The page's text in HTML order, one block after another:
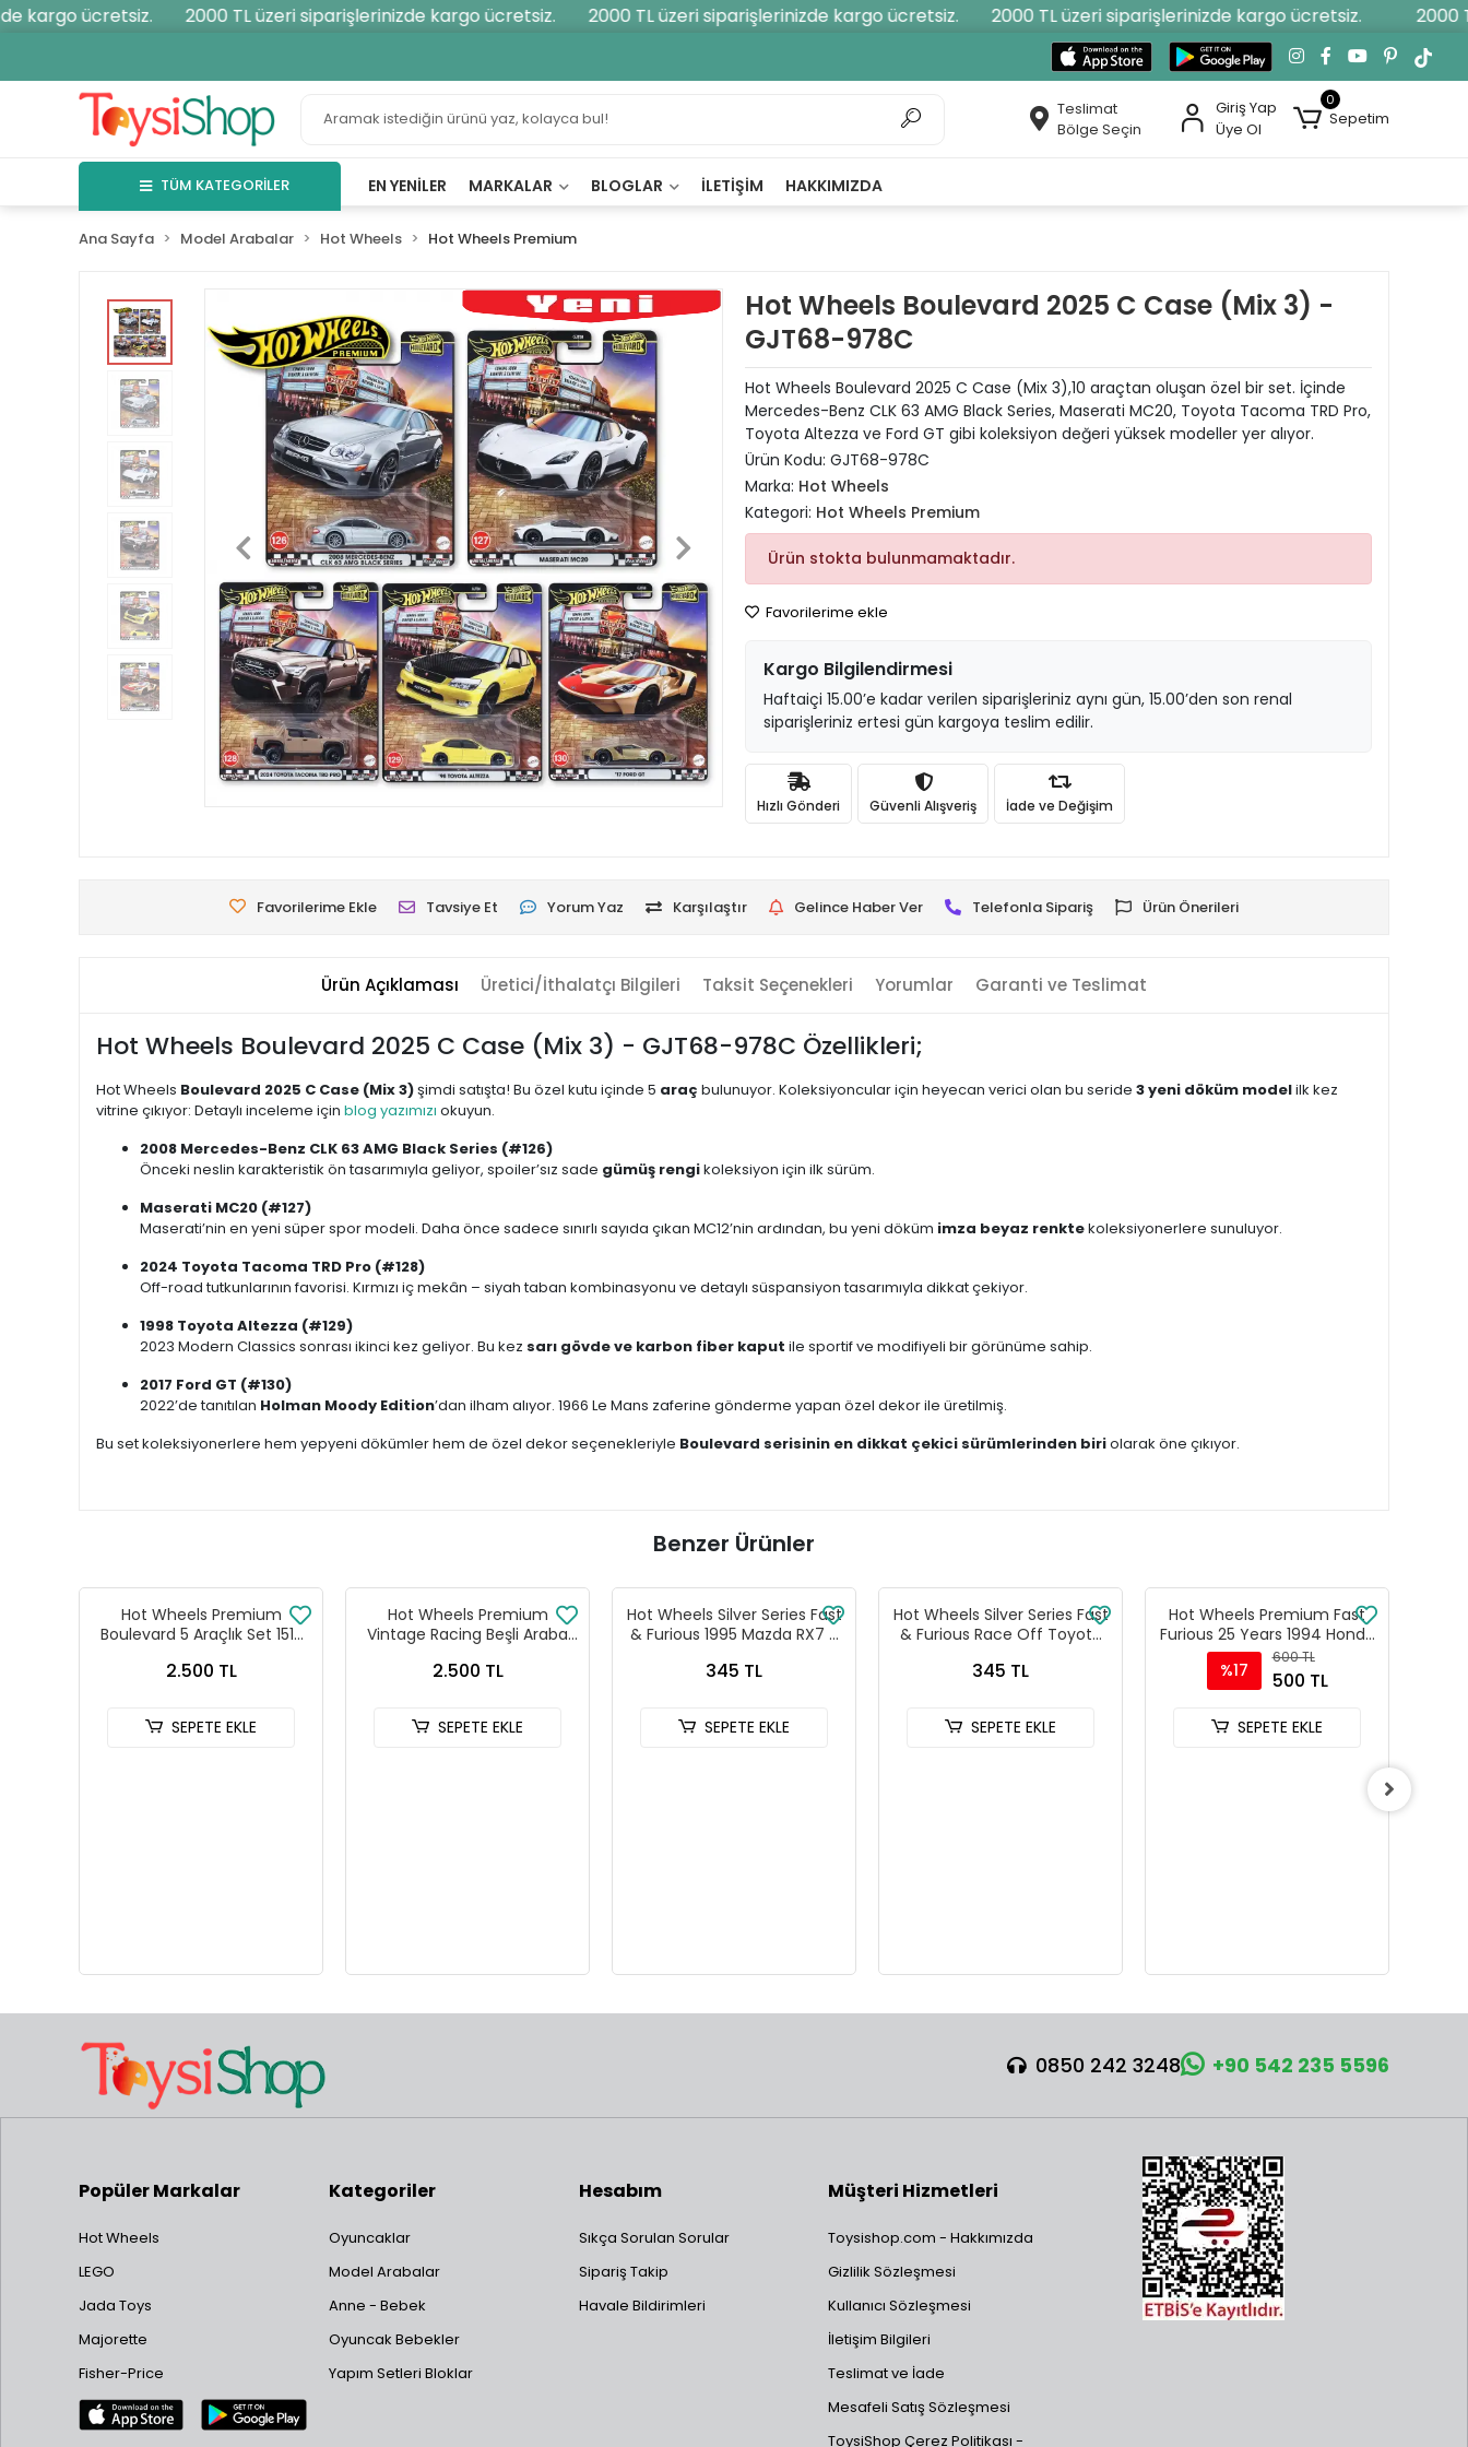
kargo ücretsiz. 2000 TL üzeri siparişlerinizde kargo ücretsiz. 2000 TL üzeri siparişlerinizde kargo ücretsiz. 2000 TL üzeri siparişlerinizde kargo ücretsiz. 2000
Teslimat
Bölge Seçin
Giriş Yap
Üye Ol
0
Sepetim
TÜM KATEGORİLER EN YENILER MARKALAR BLOGLAR İLETIŞIM HAKKIMIZDA
Ana Sayfa Model Arabalar Hot Wheels Hot Wheels Premium
Hot Wheels Boulevard 2025 C Case (Mix 3) -
GJT68-978C
Hot Wheels Boulevard 2025 C Case (Mix 3),10 araçtan oluşan özel bir set. İçinde
Mercedes-Benz CLK 63 AMG Black Series, Maserati MC20, Toyota Tacoma TRD Pro,
Toyota Altezza ve Ford GT gibi koleksiyon değeri yüksek modeller yer alıyor.
Ürün Kodu: GJT68-978C
Marka: Hot Wheels
Kategori: Hot Wheels Premium
Ürün stokta bulunmamaktadır.
Favorilerime ekle
Kargo Bilgilendirmesi
Haftaiçi 15.00’e kadar verilen siparişleriniz aynı gün, 15.00’den son renal
siparişleriniz ertesi gün kargoya teslim edilir.
Hızlı Gönderi Güvenli Alışveriş İade ve Değişim
Favorilerime Ekle Tavsiye Et Yorum Yaz Karşılaştır Gelince Haber Ver Telefonla Sipariş Ürün Önerileri
Ürün Açıklaması Üretici/İthalatçı Bilgileri Taksit Seçenekleri Yorumlar Garanti ve Teslimat
Hot Wheels Boulevard 2025 C Case (Mix 3) - GJT68-978C Özellikleri;
Hot Wheels Boulevard 2025 C Case (Mix 3)şimdi satışta! Bu özel kutu içinde 5 araç bulunuyor. Koleksiyoncular için heyecan verici olan bu seride 3 yeni döküm modelilk kez
vitrine çıkıyor: Detaylı inceleme için blog yazımızı okuyun.
2008 Mercedes-Benz CLK 63 AMG Black Series (#126)
Önceki neslin karakteristik ön tasarımıyla geliyor, spoiler’sız sade gümüş rengikoleksiyon için ilk sürüm.
Maserati MC20 (#127)
Maserati’nin en yeni süper spor modeli. Daha önce sadece sınırlı sayıda çıkan MC12’nin ardından, bu yeni döküm imza beyaz renktekoleksiyonerlere sunuluyor.
2024 Toyota Tacoma TRD Pro (#128)
Off-road tutkunlarının favorisi. Kırmızı iç mekân – siyah taban kombinasyonu ve detaylı süspansiyon tasarımıyla dikkat çekiyor.
1998 Toyota Altezza (#129)
2023 Modern Classics sonrası ikinci kez geliyor. Bu kez sarı gövde ve karbon fiber kaput ile sportif ve modifiyeli bir görünüme sahip.
2017 Ford GT (#130)
2022’de tanıtılan Holman Moody Edition’dan ilham alıyor. 1966 Le Mans zaferine gönderme yapan özel dekor ile üretilmiş.
Bu set koleksiyonerlere hem yepyeni dökümler hem de özel dekor seçenekleriyle Boulevard serisinin en dikkat çekici sürümlerinden biriolarak öne çıkıyor.
Benzer Ürünler
Hot Wheels Premium
Boulevard 5 Araçlık Set 151-
2.500 TL
SEPETE EKLE
Hot Wheels Premium
Vintage Racing Beşli Araba
2.500 TL
SEPETE EKLE
Hot Wheels Silver Series Fast
& Furious 1995 Mazda RX7 -
345 TL
SEPETE EKLE
Hot Wheels Silver Series Fast
& Furious Race Off Toyota
345 TL
SEPETE EKLE
Hot Wheels Premium Fast
Furious 25 Years 1994 Honda
DEL SOL - HNW46 - JHW63
%17
600 TL
500 TL
SEPETE EKLE
0850 242 3248 +90 542 235 5596
Popüler Markalar
Hot Wheels
LEGO
Jada Toys
Majorette
Fisher-Price
Kategoriler
Oyuncaklar
Model Arabalar
Anne - Bebek
Oyuncak Bebekler
Yapım Setleri Bloklar
Hesabım
Sıkça Sorulan Sorular
Sipariş Takip
Havale Bildirimleri
Müşteri Hizmetleri
Toysishop.com - Hakkımızda
Gizlilik Sözleşmesi
Kullanıcı Sözleşmesi
İletişim Bilgileri
Teslimat ve İade
Mesafeli Satış Sözleşmesi
ToysiShop Çerez Politikası -